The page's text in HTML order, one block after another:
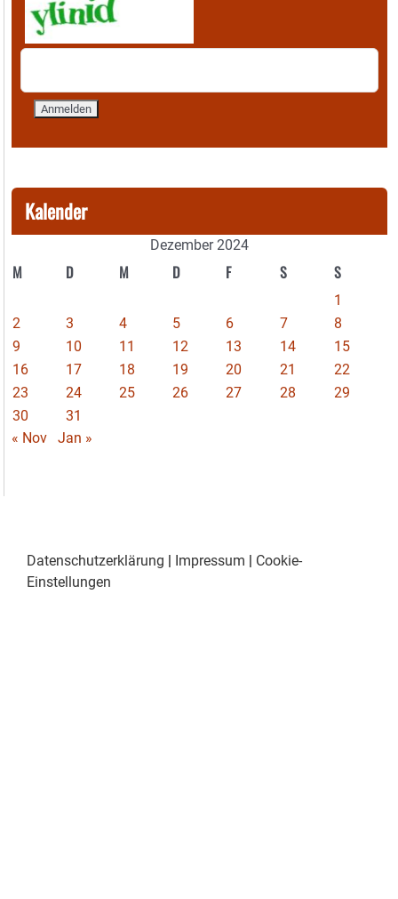
Kalender
Dezember 2024
M D M D F S S
1
2
3 4 5 6 7
8
9
10 11 12 13 14
15
16
17 18 19 20 21
22
23
24 25 26 27 28
29
30
31
« Nov
Jan »
Datenschutzerklärung | Impressum | Cookie-
Einstellungen